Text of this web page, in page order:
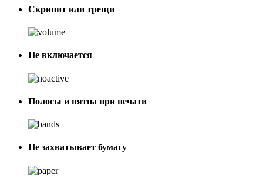
Скрипит или трещи
Не включается
Полосы и пятна при печати
Не захватывает бумагу